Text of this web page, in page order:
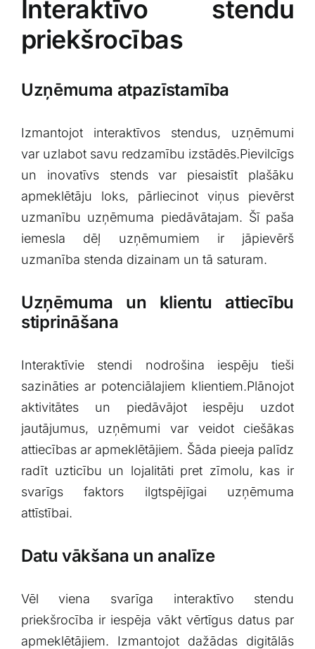
Interaktīvo stendu
priekšrocības
Uzņēmuma‍ atpazīstamība
Izmantojot interaktīvos stendus, uzņēmumi
var uzlabot savu redzamību izstādēs.Pievilcīgs
un inovatīvs⁣ stends var piesaistīt plašāku
apmeklētāju loks, pārliecinot viņus pievērst
uzmanību uzņēmuma piedāvātajam. Šī paša
iemesla dēļ uzņēmumiem ir jāpievērš
uzmanība stenda dizainam un tā saturam.
Uzņēmuma un klientu attiecību
stiprināšana
Interaktīvie stendi nodrošina iespēju tieši
sazināties ar potenciālajiem klientiem.Plānojot
aktivitātes un piedāvājot iespēju uzdot
jautājumus, uzņēmumi var veidot ciešākas
attiecības ar apmeklētājiem. ‍Šāda pieeja palīdz
radīt uzticību un lojalitāti pret zīmolu, kas ir
svarīgs faktors ilgtspējīgai uzņēmuma
attīstībai.
Datu vākšana un analīze
Vēl viena svarīga interaktīvo stendu
priekšrocība ir iespēja vākt vērtīgus datus par
apmeklētājiem. ‌Izmantojot dažādas digitālās